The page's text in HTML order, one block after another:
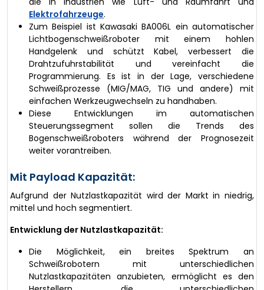
Elektrofahrzeuge.
Zum Beispiel ist Kawasaki BA006L ein automatischer
Lichtbogenschweißroboter mit einem hohlen
Handgelenk und schützt Kabel, verbessert die
Drahtzufuhrstabilität und vereinfacht die
Programmierung. Es ist in der Lage, verschiedene
Schweißprozesse (MIG/MAG, TIG und andere) mit
einfachen Werkzeugwechseln zu handhaben.
Diese Entwicklungen im automatischen
Steuerungssegment sollen die Trends des
Bogenschweißroboters während der Prognosezeit
weiter vorantreiben.
Mit Payload Kapazität:
Aufgrund der Nutzlastkapazität wird der Markt in niedrig,
mittel und hoch segmentiert.
Entwicklung der Nutzlastkapazität:
Die Möglichkeit, ein breites Spektrum an
Schweißrobotern mit unterschiedlichen
Nutzlastkapazitäten anzubieten, ermöglicht es den